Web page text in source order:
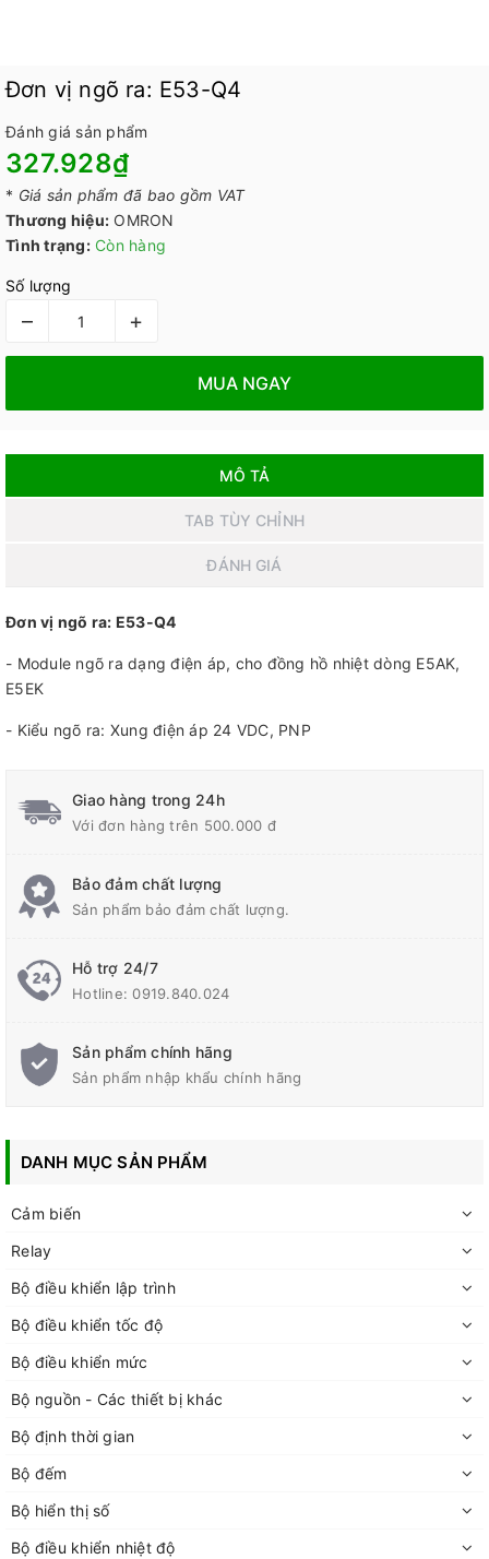
Đơn vị ngõ ra: E53-Q4
Đánh giá sản phẩm
327.928₫
* Giá sản phẩm đã bao gồm VAT
Thương hiệu: OMRON
Tình trạng: Còn hàng
Số lượng
– +
MUA NGAY
MÔ TẢ
TAB TÙY CHỈNH
ĐÁNH GIÁ
Đơn vị ngõ ra: E53-Q4
- Module ngõ ra dạng điện áp, cho đồng hồ nhiệt dòng E5AK,
E5EK
- Kiểu ngõ ra: Xung điện áp 24 VDC, PNP
Giao hàng trong 24h
Với đơn hàng trên 500.000 đ
Bảo đảm chất lượng
Sản phẩm bảo đảm chất lượng.
Hỗ trợ 24/7
Hotline:0919.840.024
Sản phẩm chính hãng
Sản phẩm nhập khẩu chính hãng
DANH MỤC SẢN PHẨM
Cảm biến
Relay
Bộ điều khiển lập trình
Bộ điều khiển tốc độ
Bộ điều khiển mức
Bộ nguồn - Các thiết bị khác
Bộ định thời gian
Bộ đếm
Bộ hiển thị số
Bộ điều khiển nhiệt độ